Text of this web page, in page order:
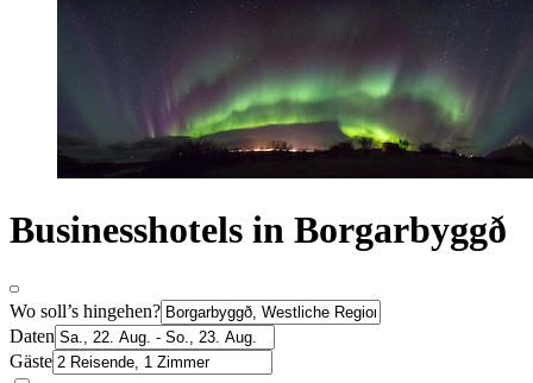
Businesshotels in Borgarbyggð
Wo soll’s hingehen?
Daten
Gäste